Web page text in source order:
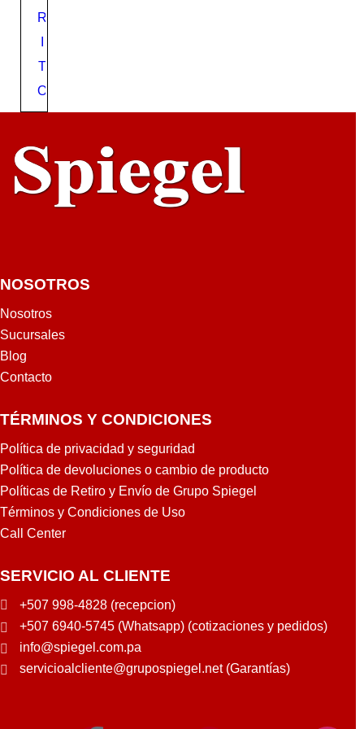
E
R
T
O
NOSOTROS
Nosotros
Sucursales
Blog
Contacto
TÉRMINOS Y CONDICIONES
Política de privacidad y seguridad
Política de devoluciones o cambio de producto
Políticas de Retiro y Envío de Grupo Spiegel
Términos y Condiciones de Uso
Call Center
SERVICIO AL CLIENTE
+507 998-4828 (recepcion)
+507 6940-5745 (Whatsapp) (cotizaciones y pedidos)
info@spiegel.com.pa
servicioalcliente@grupospiegel.net (Garantías)